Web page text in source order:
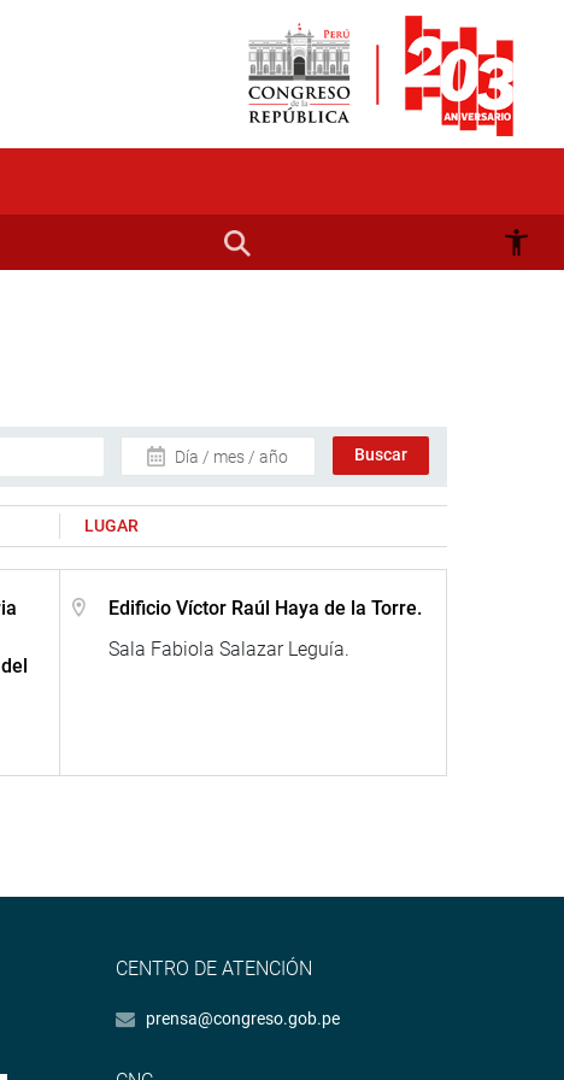
Día / mes / año
LUGAR
Edificio Víctor Raúl Haya de la Torre.
Sala Fabiola Salazar Leguía.
CENTRO DE ATENCIÓN
prensa@congreso.gob.pe